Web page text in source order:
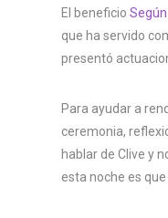
El beneficio
que ha servido
presentó
Para ayudar a
ceremonia,
hablar de Clive y
esta noche es